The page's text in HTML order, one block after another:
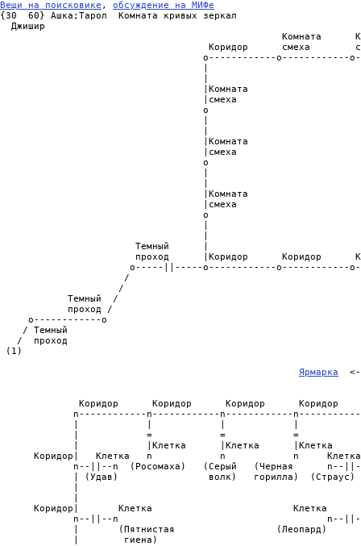
Вещи на поисковике , обсуждение на МИФе
{30  60} Ашка;Тарол  Комната кривых зеркал
  Джишир
Комната
Коридор      смеха
o------------o------------
|Комната
|смеха
o
|Комната
|смеха
o
|Комната
|смеха
o
Темный      |
проход      |Коридор      Коридор
o-----||-----o------------o------------
/
/
Темный  /
проход /
o------------o
/ Темный
/  проход
(1)
Ярмарка
Коридор      Коридор      Коридор      Коридор
n------------n------------n------------
|            =            =            =
|            |Клетка      |Клетка      |Клетка
Коридор|   Клетка   n            n            n
n--||--n  (Росомаха)   (Серый   (Черная      n--
| (Удав)                волк)   горилла)  (Страус)
Коридор|       Клетка                         Клетка
n--||--n                                     n--
|       (Пятнистая                  (Леопард)
|        гиена)